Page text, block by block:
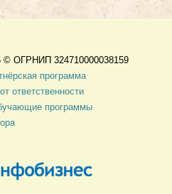
© ОГРНИП 324710000038159
программа
от ответственности
программы